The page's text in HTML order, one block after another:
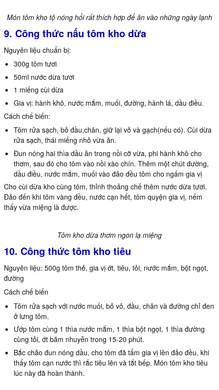
Món tôm kho tộ nóng hổi rất thích hợp để ăn vào những ngày lạnh
9. Công thức nấu tôm kho dừa
Nguyên liệu chuẩn bị:
300g tôm tươi
50ml nước dừa tươi
1 miếng cùi dừa
Gia vị: hành khô, nước mắm, muối, đường, hành lá, dầu điều.
Cách chế biến:
Tôm rửa sạch, bỏ đầu,chân, giữ lại vỏ và gạch(nếu có). Cùi dừa
rửa sạch, thái miếng nhỏ vừa ăn.
Đun nóng hai thìa dầu ăn trong nồi cỡ vừa, phi hành khô cho
thơm, sau đó cho tôm vào nồi xào chín. Thêm một chút đường,
dầu điều, nước mắm, muối vào đảo đều tôm cho ngấm gia vị
Cho cùi dừa kho cùng tôm, thỉnh thoảng chế thêm nước dừa tươi.
Đảo đến khi tôm vàng đều, nước cạn hết, tôm quyện gia vị, nếm
thấy vừa miệng là được.
Tôm kho dừa thơm ngon lạ miệng
10. Công thức tôm kho tiêu
Nguyên liệu: 500g tôm thẻ, gia vị ớt, tiêu, tỏi, nước mắm, bột ngọt,
đường
Cách chế biến
Tôm rửa sạch với nước muối, bỏ vỏ, đầu, chân và đường chỉ đen
ở lưng tôm.
Ướp tôm cùng 1 thìa nước mắm, 1 thìa bột ngọt, 1 thìa đường
cùng tỏi, ớt băm nhuyễn trong 15-20 phút.
Bắc chảo đun nóng dầu, cho tôm đã tẩm gia vị lên đảo đều, khi
thấy tôm cạn nước thì rắc tiêu lên và tắt bếp. Món tôm kho tiêu
lúc này đã hoàn thành.